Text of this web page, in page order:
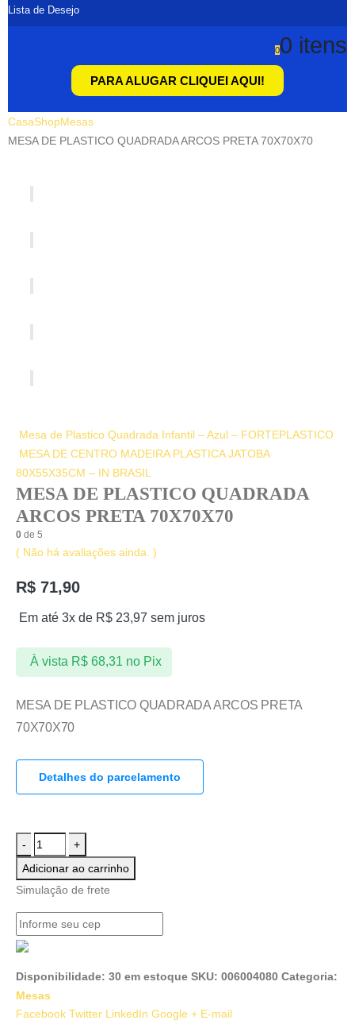
Lista de Desejo
00 itens
PARA ALUGAR CLIQUEI AQUI!
CasaShopMesas
MESA DE PLASTICO QUADRADA ARCOS PRETA 70X70X70
Mesa de Plastico Quadrada Infantil – Azul – FORTEPLASTICO
MESA DE CENTRO MADEIRA PLASTICA JATOBA
80X55X35CM – IN BRASIL
MESA DE PLASTICO QUADRADA
ARCOS PRETA 70X70X70
0 de 5
( Não há avaliações ainda. )
R$ 71,90
Em até 3x de R$ 23,97 sem juros
À vista R$68,31 no Pix
MESA DE PLASTICO QUADRADA ARCOS PRETA
70X70X70
Detalhes do parcelamento
-
+
Adicionar ao carrinho
Simulação de frete
Disponibilidade: 30 em estoque SKU: 006004080 Categoria:
Mesas
Facebook Twitter LinkedIn Google + E-mail